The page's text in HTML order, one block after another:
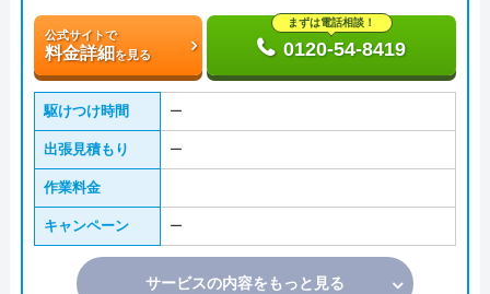
公式サイトで
料金詳細を見る
まずは電話相談！
0120-54-8419
駆けつけ時間 ー
出張見積もり ー
作業料金
キャンペーン ー
サービスの内容をもっと見る